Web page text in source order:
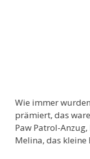
Wie immer
prämiert, das
Paw Patrol-
Melina, das kleine